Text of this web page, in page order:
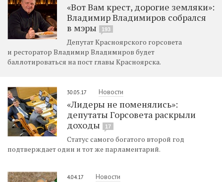
«Вот Вам крест, дорогие земляки»:
Владимир Владимиров собрался
в мэры
193
Депутат Красноярского горсовета
и ресторатор Владимир Владимиров будет
баллотироваться на пост главы Красноярска.
30.05.17 Новости
«Лидеры не поменялись»:
депутаты Горсовета раскрыли
доходы
17
Статус самого богатого второй год
подтверждает один и тот же парламентарий.
4.04.17 Новости